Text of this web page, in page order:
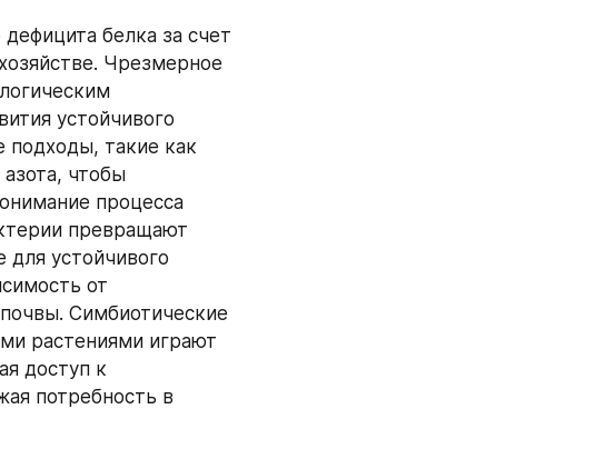
белка за счет
Чрезмерное
устойчивого
подходы, такие как
чтобы
процесса
превращают
устойчивого
от
Симбиотические
растениями играют
доступ к
потребность в